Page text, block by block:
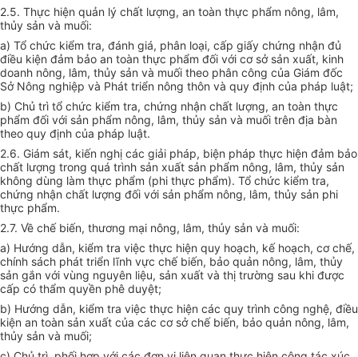
2.5. Thực hiện quản lý chất lượng, an toàn thực phẩm nông, lâm,
thủy sản và muối:
a) Tổ chức kiểm tra, đánh giá, phân loại, cấp giấy chứng nhận đủ
điều kiện đảm bảo an toàn thực phẩm đối với cơ sở sản xuất, kinh
doanh nông, lâm, thủy sản và muối theo phân công của Giám đốc
Sở Nông nghiệp và Phát triển nông thôn và quy định của pháp luật;
b) Chủ trì tổ chức kiểm tra, chứng nhận chất lượng, an toàn thực
phẩm đối với sản phẩm nông, lâm, thủy sản và muối trên địa bàn
theo quy định của pháp luật.
2.6. Giám sát, kiến nghị các giải pháp, biện pháp thực hiện đảm bảo
chất lượng trong quá trình sản xuất sản phẩm nông, lâm, thủy sản
không dùng làm thực phẩm (phi thực phẩm). Tổ chức kiểm tra,
chứng nhận chất lượng đối với sản phẩm nông, lâm, thủy sản phi
thực phẩm.
2.7. Về chế biến, thương mại nông, lâm, thủy sản và muối:
a) Hướng dẫn, kiểm tra việc thực hiện quy hoạch, kế hoạch, cơ chế,
chính sách phát triển lĩnh vực chế biến, bảo quản nông, lâm, thủy
sản gắn với vùng nguyên liệu, sản xuất và thị trường sau khi được
cấp có thẩm quyền phê duyệt;
b) Hướng dẫn, kiểm tra việc thực hiện các quy trình công nghệ, điều
kiện an toàn sản xuất của các cơ sở chế biến, bảo quản nông, lâm,
thủy sản và muối;